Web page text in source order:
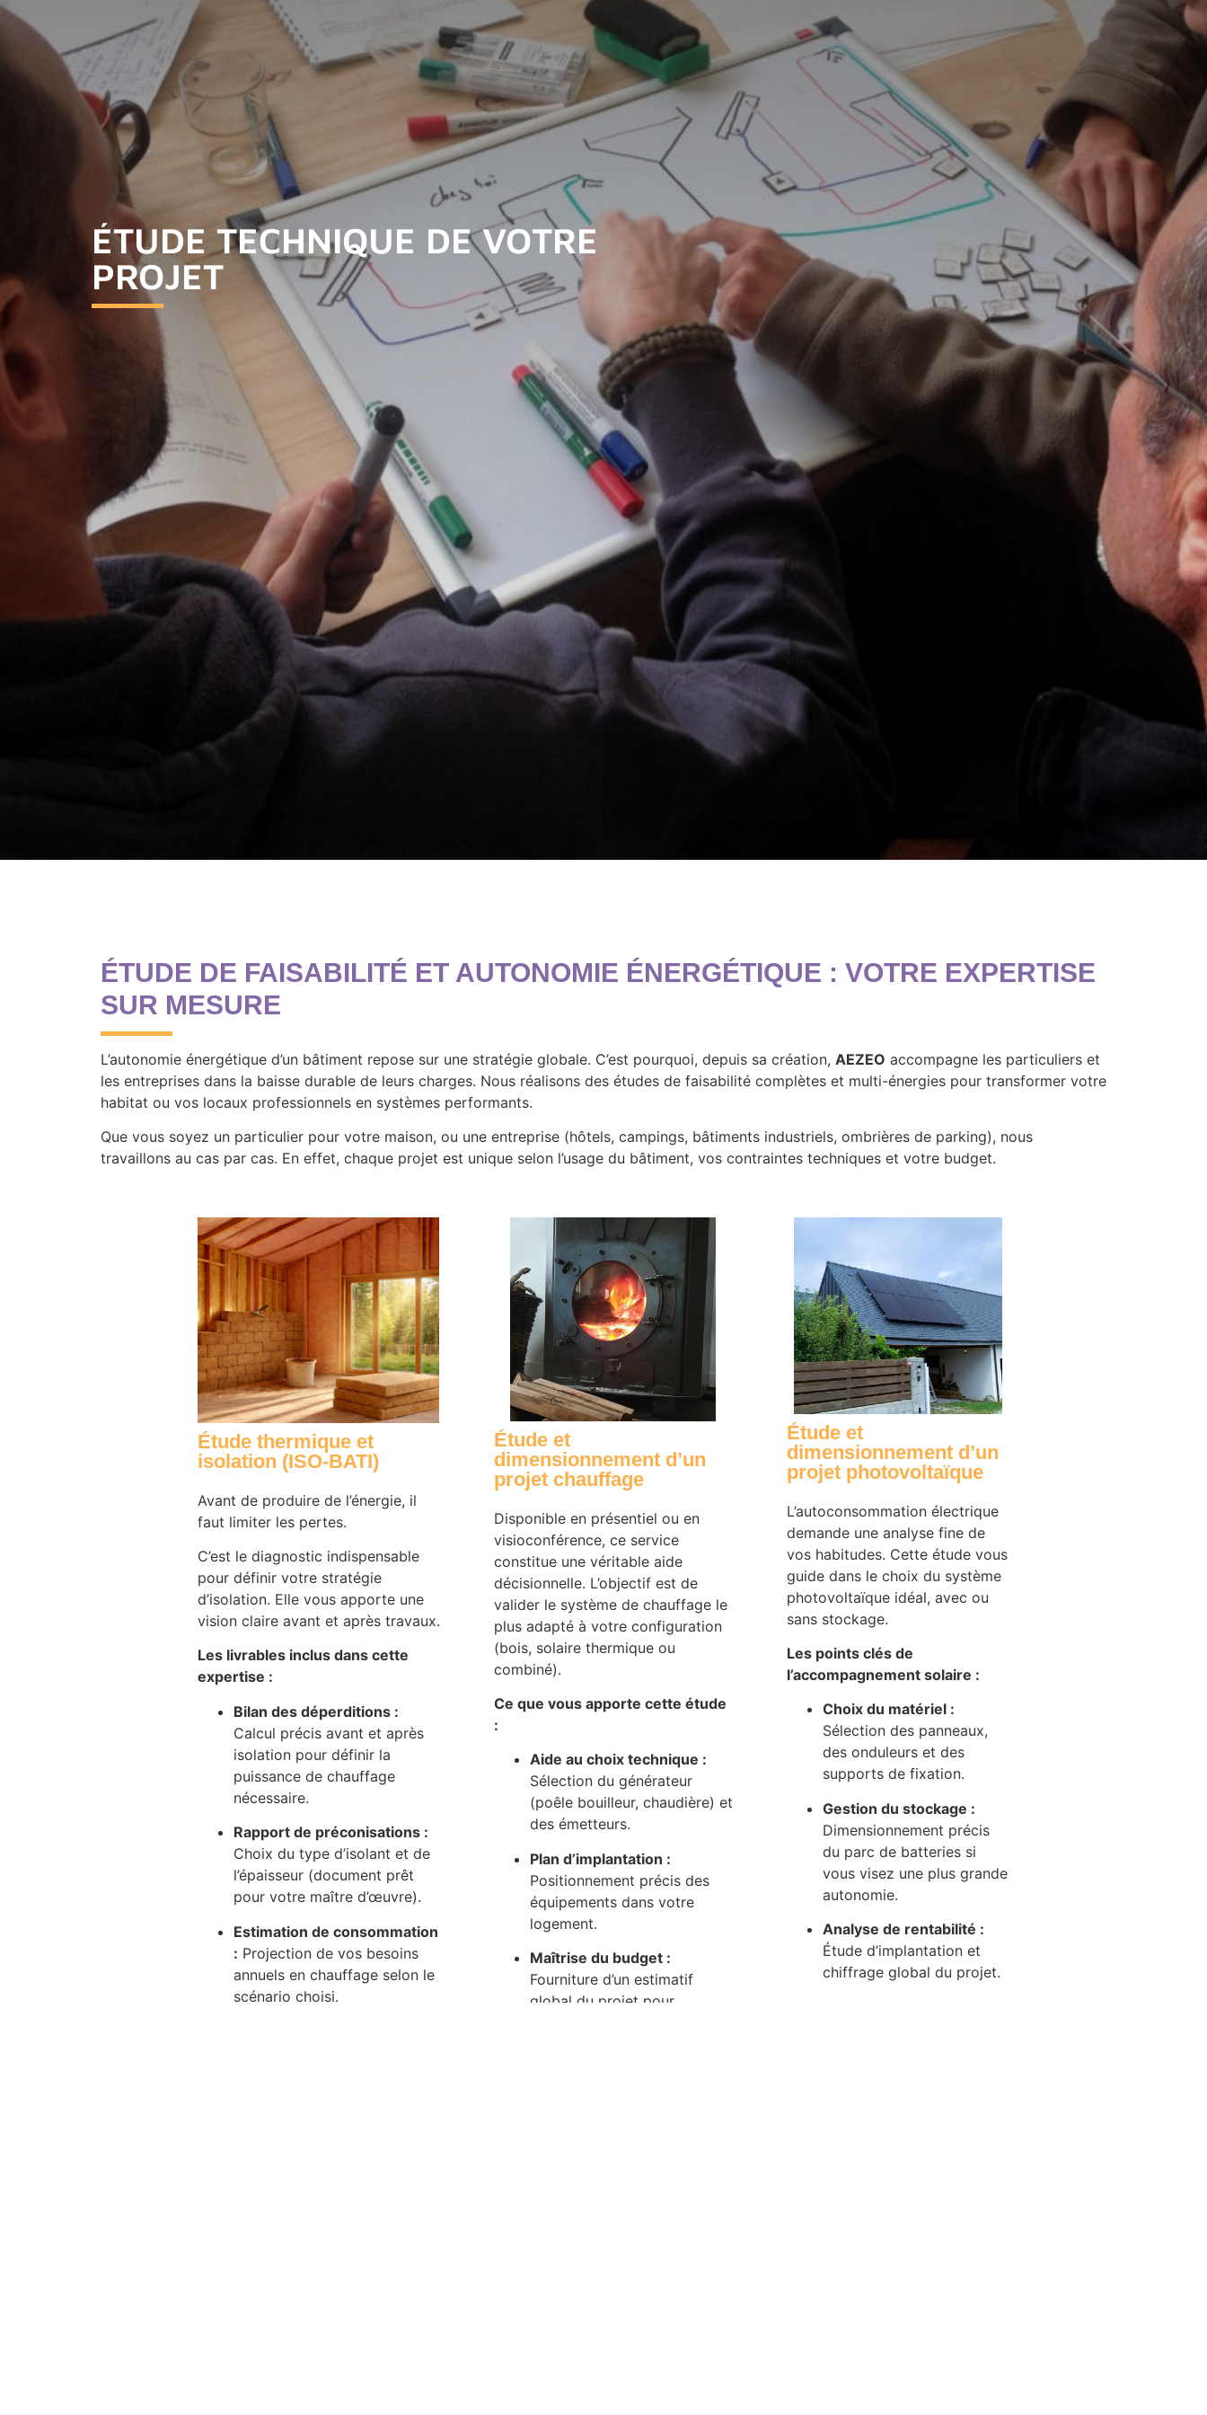
ÉTUDE TECHNIQUE DE VOTRE
PROJET
ÉTUDE DE FAISABILITÉ ET AUTONOMIE ÉNERGÉTIQUE : VOTRE EXPERTISE
SUR MESURE
L’autonomie énergétique d’un bâtiment repose sur une stratégie globale. C’est pourquoi, depuis sa création, AEZEO accompagne les particuliers et
les entreprises dans la baisse durable de leurs charges. Nous réalisons des études de faisabilité complètes et multi-énergies pour transformer votre
habitat ou vos locaux professionnels en systèmes performants.
Que vous soyez un particulier pour votre maison, ou une entreprise (hôtels, campings, bâtiments industriels, ombrières de parking), nous
travaillons au cas par cas. En effet, chaque projet est unique selon l’usage du bâtiment, vos contraintes techniques et votre budget.
Étude thermique et
isolation (ISO-BATI)
Avant de produire de l’énergie, il
faut limiter les pertes.
C’est le diagnostic indispensable
pour définir votre stratégie
d’isolation. Elle vous apporte une
vision claire avant et après travaux.
Les livrables inclus dans cette
expertise :
Bilan des déperditions :
Calcul précis avant et après
isolation pour définir la
puissance de chauffage
nécessaire.
Rapport de préconisations :
Choix du type d’isolant et de
l’épaisseur (document prêt
pour votre maître d’œuvre).
Estimation de consommation
: Projection de vos besoins
annuels en chauffage selon le
scénario choisi.
Étude et
dimensionnement d’un
projet chauffage
Disponible en présentiel ou en
visioconférence, ce service
constitue une véritable aide
décisionnelle. L’objectif est de
valider le système de chauffage le
plus adapté à votre configuration
(bois, solaire thermique ou
combiné).
Ce que vous apporte cette étude
:
Aide au choix technique :
Sélection du générateur
(poêle bouilleur, chaudière) et
des émetteurs.
Plan d’implantation :
Positionnement précis des
équipements dans votre
logement.
Maîtrise du budget :
Fourniture d’un estimatif
global du projet pour
Étude et
dimensionnement d’un
projet photovoltaïque
L’autoconsommation électrique
demande une analyse fine de
vos habitudes. Cette étude vous
guide dans le choix du système
photovoltaïque idéal, avec ou
sans stockage.
Les points clés de
l’accompagnement solaire :
Choix du matériel :
Sélection des panneaux,
des onduleurs et des
supports de fixation.
Gestion du stockage :
Dimensionnement précis
du parc de batteries si
vous visez une plus grande
autonomie.
Analyse de rentabilité :
Étude d’implantation et
chiffrage global du projet.